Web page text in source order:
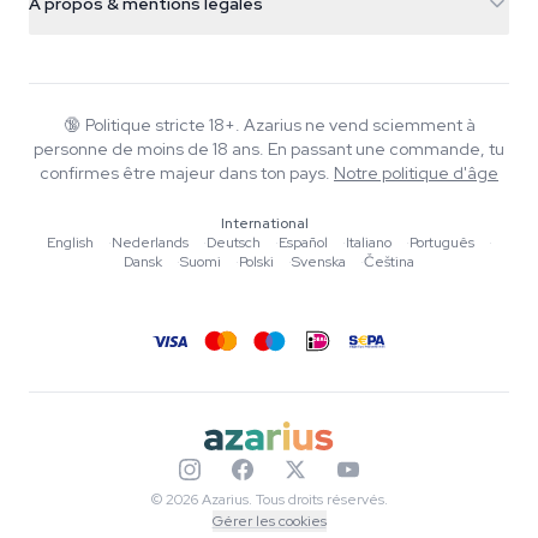
+31(0)204897914
Politique de retour
Politique de confidentialité
Wiki
Musique
Normes éditoriales
Outils & Calculateurs
🔞 Politique stricte 18+. Azarius ne vend sciemment à
personne de moins de 18 ans. En passant une commande, tu
confirmes être majeur dans ton pays. Notre politique d'âge
International
English
·Nederlands ·Deutsch ·Español ·Italiano ·Português
·
Dansk
·Suomi ·Polski ·Svenska ·Čeština
© 2026 Azarius. Tous droits réservés.
Gérer les cookies